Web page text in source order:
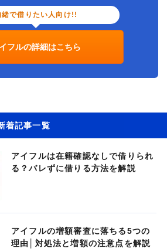
緒で借りたい人向け!!
フルの詳細はこちら
着記事一覧
アイフルは在籍確認なしで借りられ
る？バレずに借りる方法を解説
アイフルの増額審査に落ちる5つの
理由│対処法と増額の注意点を解説